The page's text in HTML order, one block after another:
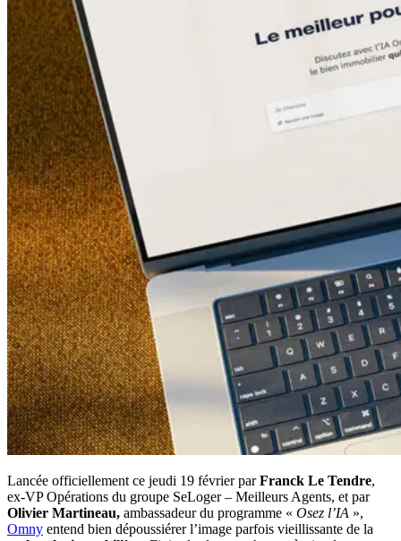
Lancée officiellement ce jeudi 19 février parFranck Le Tendre,
ex-VP Opérations du groupe SeLoger – Meilleurs Agents, et par
Olivier Martineau, ambassadeur du programme « Osez l’IA »,
Omny entend bien dépoussiérer l’image parfois vieillissante de la